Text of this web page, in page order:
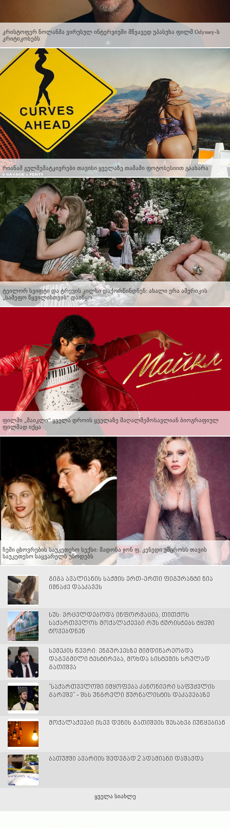
კრისტოფერ ნოლანმა ვირუსულ ინტერვიუში მწვავედ უპასუხა ფილმ Odyssey-ს
კრიტიკოსებს
რიანამ გულშემატკივრები თავისი ყველაზე თამამი ფოტოსესიით გაახარა
ტეილორ სვიფტი და ტრევის კილსი დაქორწინდნენ: ახალი ერა ამერიკის
„სამეფო წყვილისთვის“ დაიწყო
ფილმი „მაიკლი“ ყველა დროის ყველაზე მაღალშემოსავლიან ბიოგრაფიულ
ფილმად იქცა
ჩემი ცხოვრების საუკეთესო სექსი: მადონა ჯონ ფ. კენედი უმცროსს თავის
საუკეთესო საყვარელს უწოდებს
გიგა ავალიანის საქმის ერთ-ერთი ფიგურანტი ნია
იმნაძე დააკავეს
სუს: ვრცელდებოდა ინფორმაცია, თითქოს
საქართველოს მოქალაქეები რუს ტურისტებს ტყეში
ტოვებდნენ
სემეკის წევრი: ენგურჰესზე მიმდინარეობდა
დაგეგმილი ტესტირება, მოხდა სისტემის სრულად
გათიშვა
"საქართველოში იმყოფება კანონიერი საფუძვლის
გარეშე" - შსს უნგრელი ჟურნალისტის დაკავებაზე
მოქალაქეები ისევ დენის გათიშვის შესახებ იუწყებიან
ბათუმში ავარიის შედეგად 2 ადამიანი დაშავდა
ყველა სიახლე